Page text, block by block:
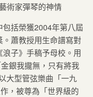
術家彈琴的神情
括榮獲2004年第八屆
蕭教授用生命譜寫對
子》手稿予母校。用
銀我攏無，只有將我
大型管弦樂曲「一九
，被尊為「世界級的